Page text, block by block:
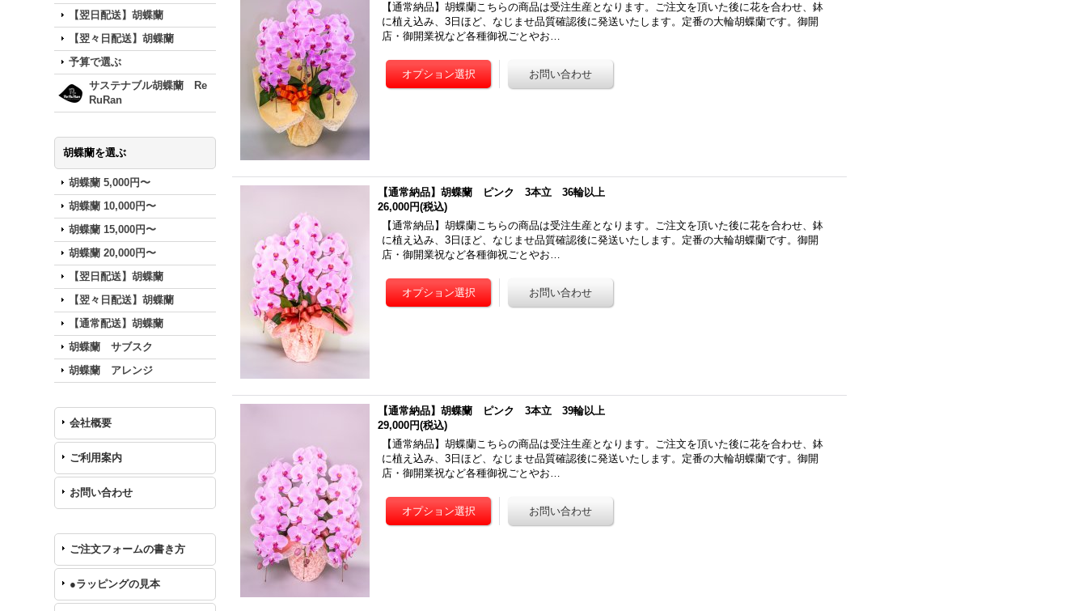
【翌日配送】胡蝶蘭
【翌々日配送】胡蝶蘭
予算で選ぶ
サステナブル胡蝶蘭 Re
RuRan
胡蝶蘭を選ぶ
胡蝶蘭 5,000円〜
胡蝶蘭 10,000円〜
胡蝶蘭 15,000円〜
胡蝶蘭 20,000円〜
【翌日配送】胡蝶蘭
【翌々日配送】胡蝶蘭
【通常配送】胡蝶蘭
胡蝶蘭 サブスク
胡蝶蘭 アレンジ
会社概要
ご利用案内
お問い合わせ
ご注文フォームの書き方
●ラッピングの見本
【通常納品】胡蝶蘭こちらの商品は受注生産となります。ご注文を頂いた後に花を合わせ、鉢
に植え込み、3日ほど、なじませ品質確認後に発送いたします。定番の大輪胡蝶蘭です。御開
店・御開業祝など各種御祝ごとやお…
【通常納品】胡蝶蘭 ピンク 3本立 36輪以上
26,000円(税込)
【通常納品】胡蝶蘭こちらの商品は受注生産となります。ご注文を頂いた後に花を合わせ、鉢
に植え込み、3日ほど、なじませ品質確認後に発送いたします。定番の大輪胡蝶蘭です。御開
店・御開業祝など各種御祝ごとやお…
【通常納品】胡蝶蘭 ピンク 3本立 39輪以上
29,000円(税込)
【通常納品】胡蝶蘭こちらの商品は受注生産となります。ご注文を頂いた後に花を合わせ、鉢
に植え込み、3日ほど、なじませ品質確認後に発送いたします。定番の大輪胡蝶蘭です。御開
店・御開業祝など各種御祝ごとやお…